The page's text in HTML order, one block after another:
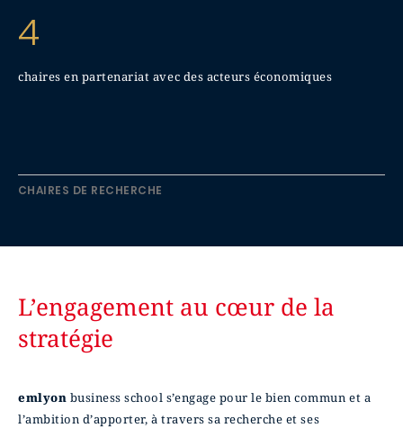
4
chaires en partenariat avec des acteurs économiques
CHAIRES DE RECHERCHE
L’engagement au cœur de la
stratégie
emlyon business school s’engage pour le bien commun et a
l’ambition d’apporter, à travers sa recherche et ses